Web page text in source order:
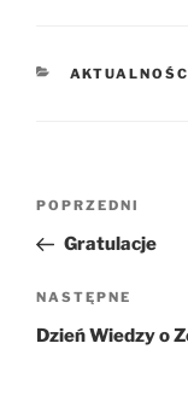
KATEGORIE
wpisu
Poprzedni
wpis
POPRZEDNI
Gratulacje
Następny
wpis
NASTĘPNE
Dzień Wiedzy o